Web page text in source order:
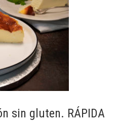
sin gluten. RÁPIDA